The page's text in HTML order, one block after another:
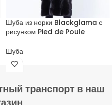
Шуба из норки Blackglama с
рисунком Pied de Poule
Шуба
транспорт в наш